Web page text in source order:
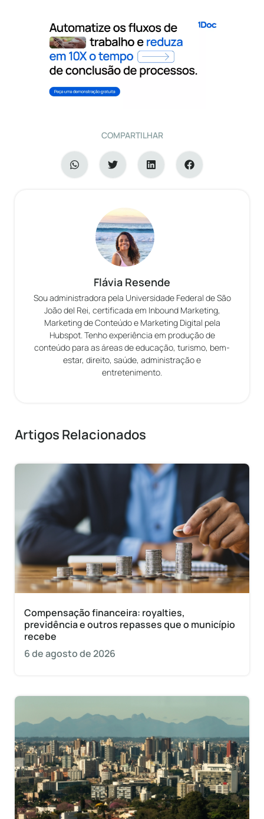
COMPARTILHAR
Flávia Resende
Sou administradora pela Universidade Federal de São
João del Rei, certificada em Inbound Marketing,
Marketing de Conteúdo e Marketing Digital pela
Hubspot. Tenho experiência em produção de
conteúdo para as áreas de educação, turismo, bem-
estar, direito, saúde, administração e
entretenimento.
Artigos Relacionados
Compensação financeira: royalties,
previdência e outros repasses que o município
recebe
6 de agosto de 2026